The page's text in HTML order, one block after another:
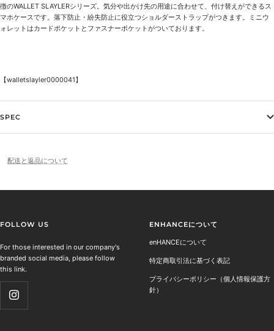
徴のWALLET SLAYLERシリーズ。気分や出かけ先の用途に合わせて、付け替えができるス
マホケースです。落下防止・紛失防止に役立つショルダーストラップがつきます。ミニウ
ォレットはカードポケットとファスナーポケットがついております。
【walletslayler0000041】
SPEC
配送と返品について
FOLLOW US
For those interested in our company's
branded social media, please follow
this link.
ENHANCEについて
enHANCEについて
特定商取引法に基づく表記
プライバシーポリシー（個人情報保護方
針）